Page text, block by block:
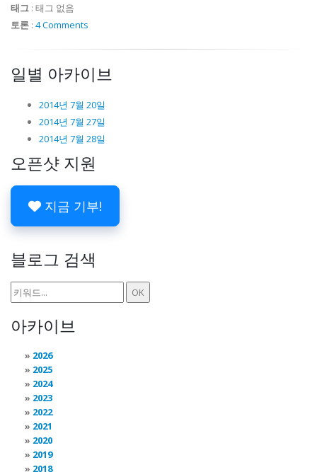
태그 : 태그 없음
토론 : 4 Comments
일별 아카이브
2014년 7월 20일
2014년 7월 27일
2014년 7월 28일
오픈샷 지원
지금 기부!
블로그 검색
아카이브
2026
2025
2024
2023
2022
2021
2020
2019
2018